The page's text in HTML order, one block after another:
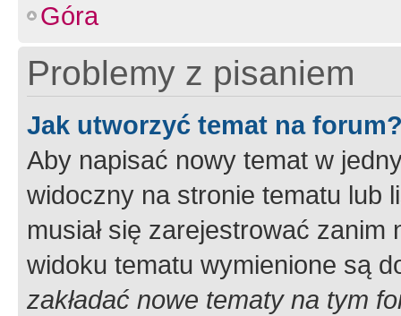
Góra
Problemy z pisaniem
Jak utworzyć temat na
Aby napisać nowy temat w
widoczny na stronie tematu lub
musiał się zarejestrować
widoku tematu wymienione są
zakładać nowe tematy na tym